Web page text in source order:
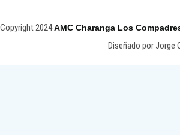
2024 AMC Charanga Los
Diseñado por Jorge